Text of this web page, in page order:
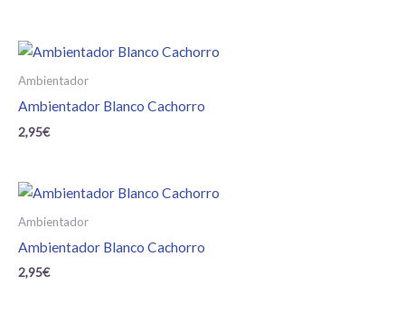
Ambientador
Ambientador Blanco Cachorro
2,95€
Ambientador
Ambientador Blanco Cachorro
2,95€